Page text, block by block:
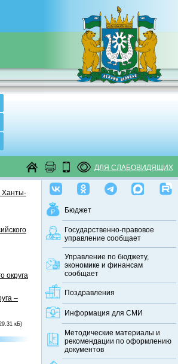
ДЛЯ СЛАБОВИДЯЩИХ
Бюджет
Государственно-правовое
управление сообщает
Управление по бюджету,
экономике и финансам
сообщает
Поздравления
Информация для СМИ
Методические материалы и
рекомендации по оформлению
документов
Ханты-
округа
–
кБ)